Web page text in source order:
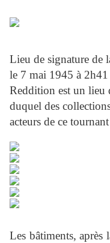
Lieu de signature de
le 7 mai 1945 à
Reddition est un lieu
duquel des
acteurs de ce
Les bâtiments,